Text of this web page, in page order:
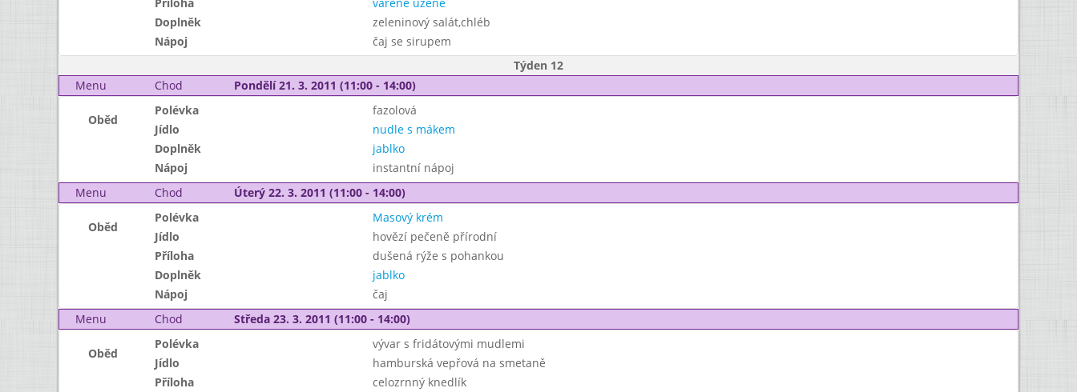
Doplněk
zeleninový salát,chléb
Nápoj
čaj se sirupem
Týden 12
Menu
Chod Pondělí 21. 3. 2011 (11:00 - 14:00)
Oběd
Polévka
fazolová
Jídlo
nudle s mákem
Doplněk
jablko
Nápoj
instantní nápoj
Menu
Chod Úterý 22. 3. 2011 (11:00 - 14:00)
Oběd
Polévka
Masový krém
Jídlo
hovězí pečeně přírodní
Příloha
dušená rýže s pohankou
Doplněk
jablko
Nápoj
čaj
Menu
Chod Středa 23. 3. 2011 (11:00 - 14:00)
Oběd
Polévka
vývar s fridátovými mudlemi
Jídlo
hamburská vepřová na smetaně
Příloha
celozrnný knedlík